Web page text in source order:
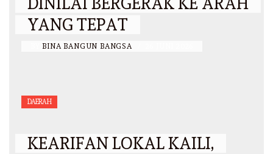
YANG TEPAT
BINA BANGUN BANGSA
DAERAH
KEARIFAN LOKAL KAILI,